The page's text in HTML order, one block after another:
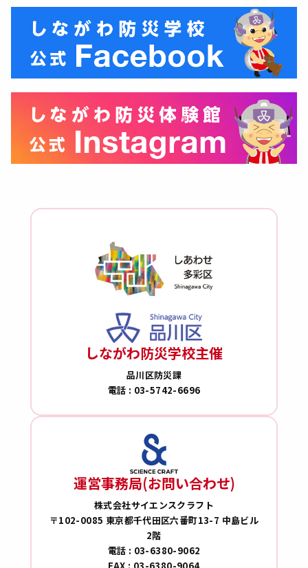
しながわ防災学校主催
品川区防災課
電話 : 03-5742-6696
運営事務局(お問い合わせ)
株式会社サイエンスクラフト
〒102-0085 東京都千代田区六番町13-7 中島ビル
2階
電話 : 03-6380-9062